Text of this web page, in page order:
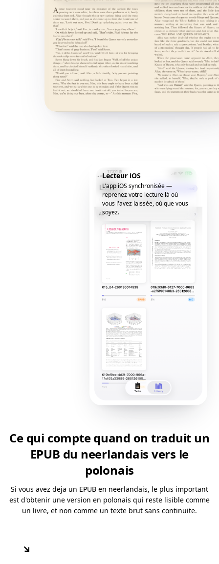
Lecteur iOS
L'app iOS synchronisée —
reprenez votre lecture là où
vous l'avez laissée, où que vous
soyez.
Ce qui compte quand on traduit un
EPUB du neerlandais vers le
polonais
Si vous avez deja un EPUB en neerlandais, le plus important
est d'obtenir une version en polonais qui reste lisible comme
un livre, et non comme un texte brut sans continuite.
↘